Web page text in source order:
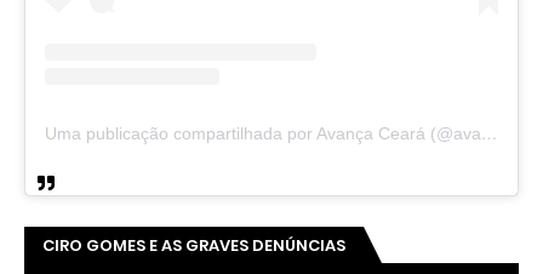
Uma publicação compartilhada por Avança Ceará (@avancaceara)
CIRO GOMES E AS GRAVES DENÚNCIAS